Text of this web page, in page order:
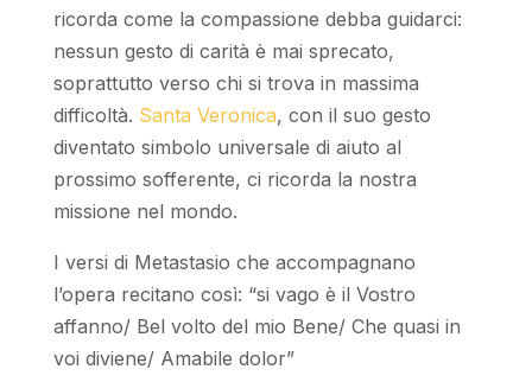
ricorda come la compassione debba guidarci:
nessun gesto di carità è mai sprecato,
soprattutto verso chi si trova in massima
difficoltà. Santa Veronica, con il suo gesto
diventato simbolo universale di aiuto al
prossimo sofferente, ci ricorda la nostra
missione nel mondo.
I versi di Metastasio che accompagnano
l’opera recitano così: “si vago è il Vostro
affanno/ Bel volto del mio Bene/ Che quasi in
voi diviene/ Amabile dolor”